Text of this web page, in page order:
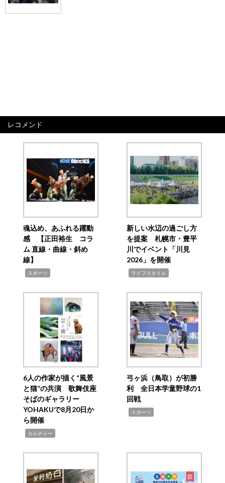
レコメンド
魂込め、あふれる躍動
感 【正田裕生 コラ
ム 直線・曲線・斜め
線】
スポーツ
新しい水辺の過ごし方
を提案 札幌市・豊平
川でイベント「川見
2026」を開催
ライフスタイル
6人の作家が描く“風景
と猫”の共演 歌舞伎座
そばのギャラリー
YOHAKUで8月20日か
ら開催
カルチャー
弓ヶ浜（鳥取）が初勝
利 全日本学童野球の1
回戦
スポーツ